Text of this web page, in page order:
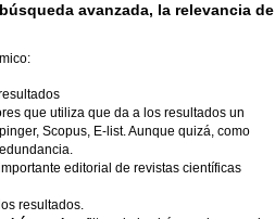
avanzada, la relevancia de
que utiliza que da a los resultados un
Scopus, E-list. Aunque quizá, como
editorial de revistas científicas
resultados.